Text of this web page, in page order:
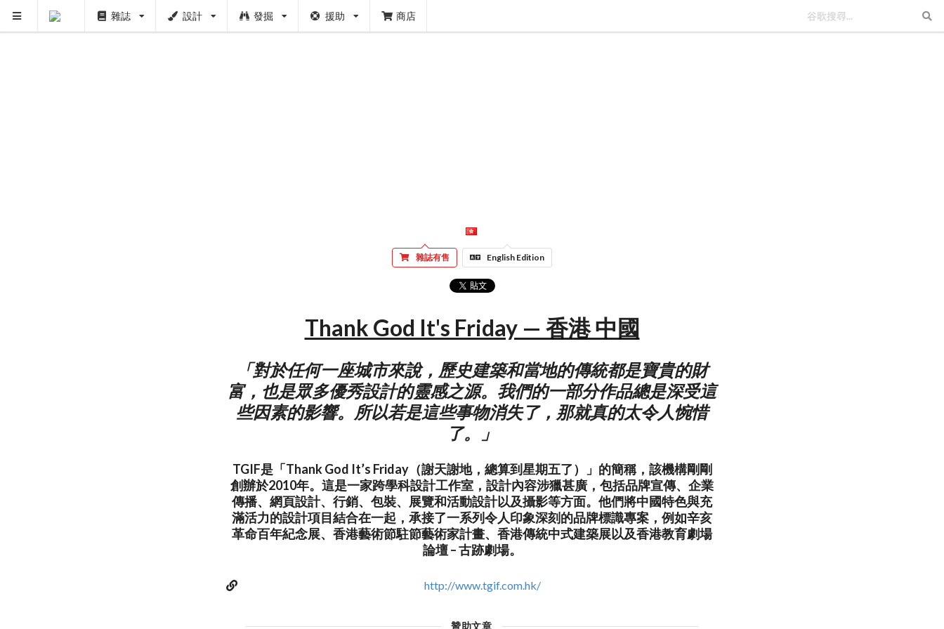
雜誌 設計 發掘 援助 商店
雜誌有售 English Edition
Thank God It's Friday — 香港 中國
「對於任何一座城市來說，歷史建築和當地的傳統都是寶貴的財
富，也是眾多優秀設計的靈感之源。我們的一部分作品總是深受這
些因素的影響。所以若是這些事物消失了，那就真的太令人惋惜
了。」
TGIF是「Thank God It’s Friday（謝天謝地，總算到星期五了）」的簡稱，該機構剛剛
創辦於2010年。這是一家跨學科設計工作室，設計內容涉獵甚廣，包括品牌宣傳、企業
傳播、網頁設計、行銷、包裝、展覽和活動設計以及攝影等方面。他們將中國特色與充
滿活力的設計項目結合在一起，承接了一系列令人印象深刻的品牌標識專案，例如辛亥
革命百年紀念展、香港藝術節駐節藝術家計畫、香港傳統中式建築展以及香港教育劇場
論壇 – 古跡劇場。
http://www.tgif.com.hk/
贊助文章